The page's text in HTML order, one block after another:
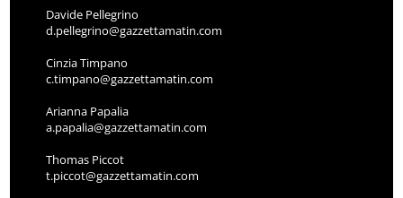
Davide Pellegrino
d.pellegrino@gazzettamatin.com
Cinzia Timpano
c.timpano@gazzettamatin.com
Arianna Papalia
a.papalia@gazzettamatin.com
Thomas Piccot
t.piccot@gazzettamatin.com